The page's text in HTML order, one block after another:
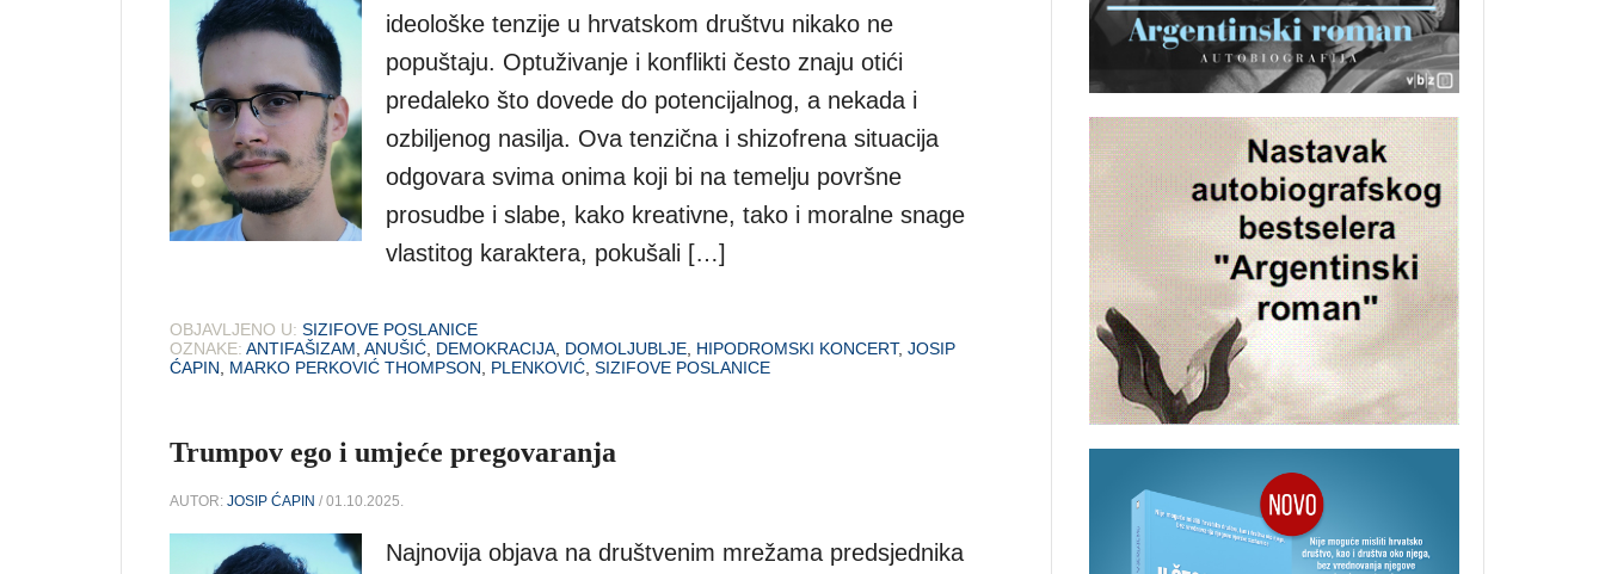
ideološke tenzije u hrvatskom društvu nikako ne
popuštaju. Optuživanje i konflikti često znaju otići
predaleko što dovede do potencijalnog, a nekada i
ozbiljenog nasilja. Ova tenzična i shizofrena situacija
odgovara svima onima koji bi na temelju površne
prosudbe i slabe, kako kreativne, tako i moralne snage
vlastitog karaktera, pokušali […]
OBJAVLJENO U: SIZIFOVE POSLANICE
OZNAKE: ANTIFAŠIZAM ANUŠIĆ DEMOKRACIJA DOMOLJUBLJE HIPODROMSKI KONCERT, JOSIP
ĆAPIN
MARKO PERKOVIĆ THOMPSON PLENKOVIĆ SIZIFOVE POSLANICE
Trumpov ego i umjeće pregovaranja
AUTOR: JOSIP ĆAPIN / 01.10.2025.
Najnovija objava na društvenim mrežama predsjednika